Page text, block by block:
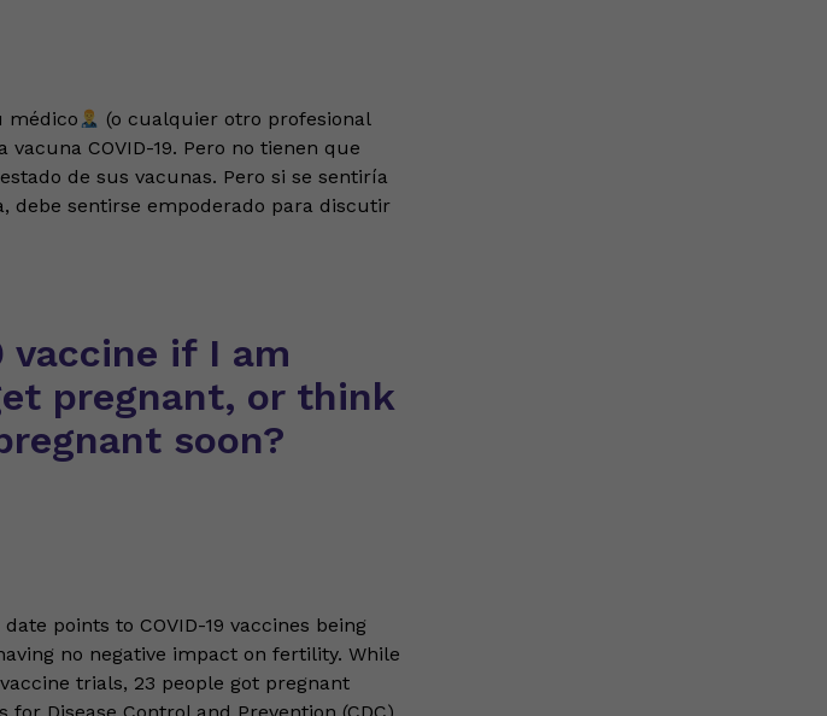
médico
(o cualquier otro profesional
COVID-19. Pero no tienen que
de sus vacunas. Pero si se sentiría
debe sentirse empoderado para discutir
vaccine if I am
pregnant, or think
soon?
points to COVID-19 vaccines being
no negative impact on fertility. While
trials, 23 people got pregnant